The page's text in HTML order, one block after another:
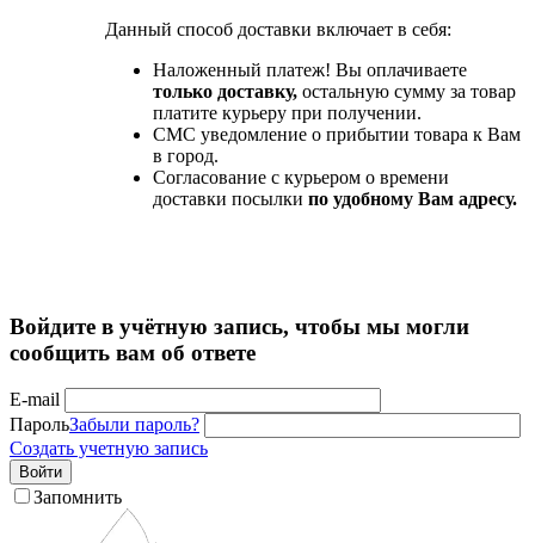
Данный способ доставки включает в себя:
Наложенный платеж! Вы оплачиваете
только доставку, остальную сумму за товар
платите курьеру при получении.
СМС уведомление о прибытии товара к Вам
в город.
Согласование с курьером о времени
доставки посылки по удобному Вам адресу.
Войдите в учётную запись, чтобы мы могли
сообщить вам об ответе
E-mail
ПарольЗабыли пароль?
Создать учетную запись
Войти
Запомнить